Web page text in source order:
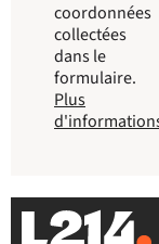
coordonnées
collectées
dans le
formulaire.
Plus